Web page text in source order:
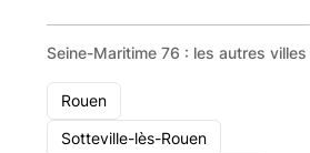
Seine-Maritime 76 : les autres villes
Rouen
Sotteville-lès-Rouen
Voir le cabinet